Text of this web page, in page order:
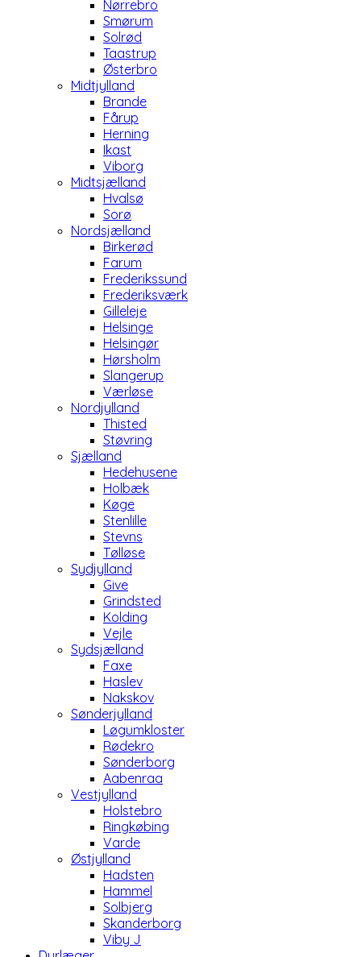
Nørrebro
Smørum
Solrød
Taastrup
Østerbro
Midtjylland
Brande
Fårup
Herning
Ikast
Viborg
Midtsjælland
Hvalsø
Sorø
Nordsjælland
Birkerød
Farum
Frederikssund
Frederiksværk
Gilleleje
Helsinge
Helsingør
Hørsholm
Slangerup
Værløse
Nordjylland
Thisted
Støvring
Sjælland
Hedehusene
Holbæk
Køge
Stenlille
Stevns
Tølløse
Sydjylland
Give
Grindsted
Kolding
Vejle
Sydsjælland
Faxe
Haslev
Nakskov
Sønderjylland
Løgumkloster
Rødekro
Sønderborg
Aabenraa
Vestjylland
Holstebro
Ringkøbing
Varde
Østjylland
Hadsten
Hammel
Solbjerg
Skanderborg
Viby J